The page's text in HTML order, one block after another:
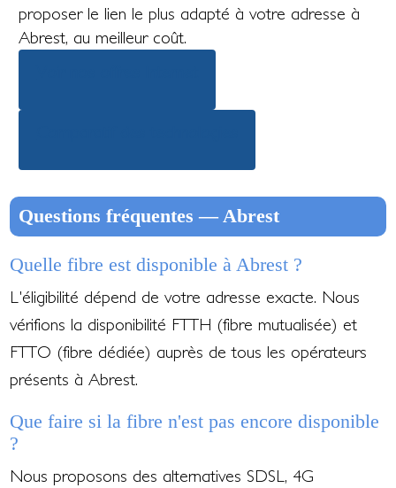
proposer le lien le plus adapté à votre adresse à
Abrest, au meilleur coût.
Questions fréquentes — Abrest
Quelle fibre est disponible à Abrest ?
L'éligibilité dépend de votre adresse exacte. Nous
vérifions la disponibilité FTTH (fibre mutualisée) et
FTTO (fibre dédiée) auprès de tous les opérateurs
présents à Abrest.
Que faire si la fibre n'est pas encore disponible
?
Nous proposons des alternatives SDSL, 4G